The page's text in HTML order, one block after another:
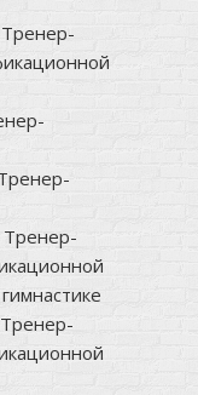
Тренер-